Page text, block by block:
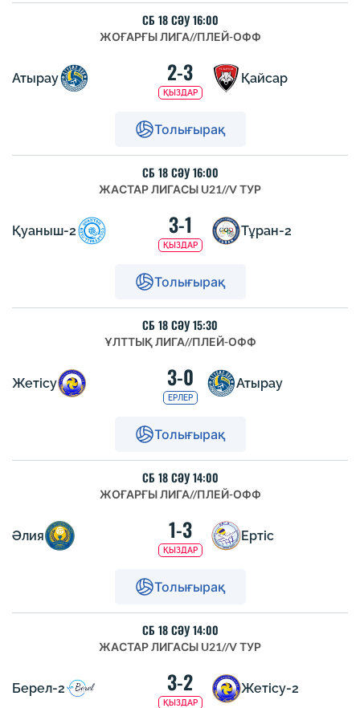
СБ 18 СӘУ 16:00
ЖОҒАРҒЫ ЛИГА//ПЛЕЙ-ОФФ
Атырау 2-3
ҚЫЗДАР
Қайсар
Толығырақ
СБ 18 СӘУ 16:00
ЖАСТАР ЛИГАСЫ U21//V ТУР
Қуаныш-2 3-1
ҚЫЗДАР
Тұран-2
Толығырақ
СБ 18 СӘУ 15:30
ҰЛТТЫҚ ЛИГА//ПЛЕЙ-ОФФ
Жетісу 3-0
ЕРЛЕР
Атырау
Толығырақ
СБ 18 СӘУ 14:00
ЖОҒАРҒЫ ЛИГА//ПЛЕЙ-ОФФ
Әлия 1-3
ҚЫЗДАР
Ертіс
Толығырақ
СБ 18 СӘУ 14:00
ЖАСТАР ЛИГАСЫ U21//V ТУР
Берел-2 3-2
ҚЫЗДАР
Жетісу-2